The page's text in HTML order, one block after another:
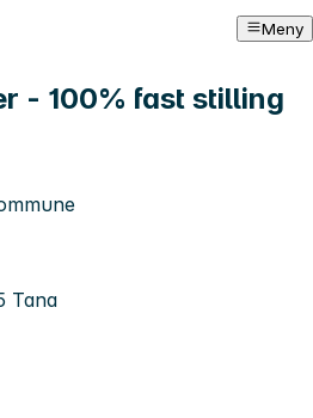
Meny
- 100% fast stilling
Tana